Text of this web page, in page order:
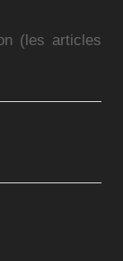
(les articles